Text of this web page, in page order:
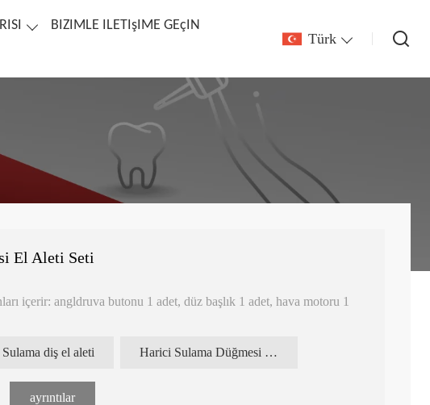
BIZIMLE ILETIşIME GEçIN
Türk
El Aleti Seti
içerir: angldruva butonu 1 adet, düz başlık 1 adet, hava motoru 1
kontrolü ayarlamak için ileri ve geri kontrol
diş el aleti Harici Sulama Düğmesi El Aleti Seti
ayrıntılar